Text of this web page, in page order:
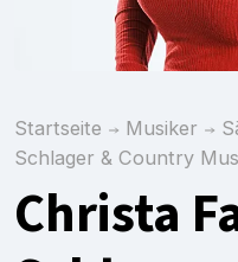
Startseite Musiker
Schlager & Country
Christa